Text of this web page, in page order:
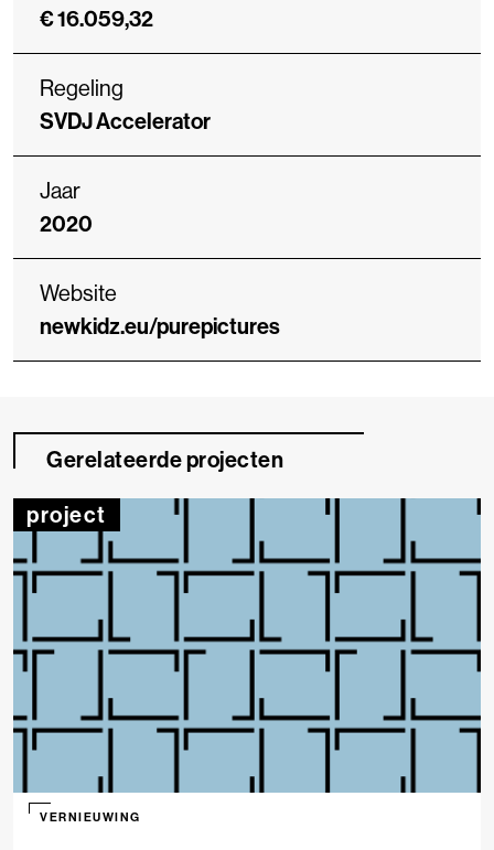
€ 16.059,32
Regeling
SVDJ Accelerator
Jaar
2020
Website
newkidz.eu/purepictures
Gerelateerde projecten
project
VERNIEUWING